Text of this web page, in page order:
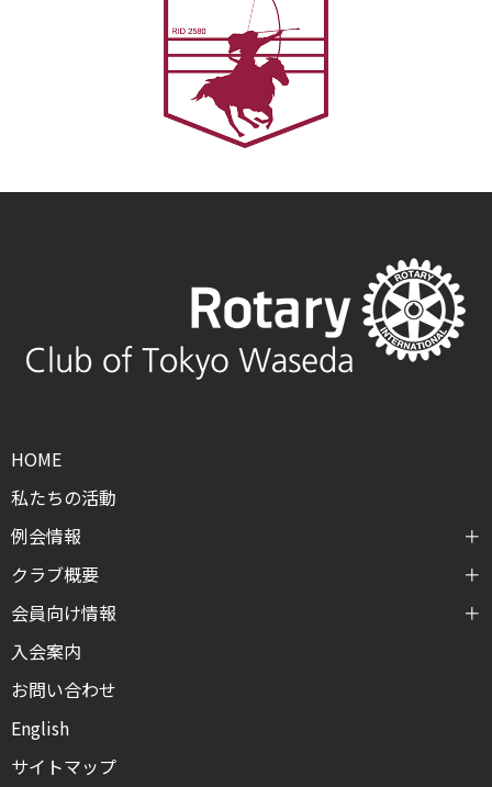
HOME
私たちの活動
例会情報
クラブ概要
会員向け情報
入会案内
お問い合わせ
English
サイトマップ